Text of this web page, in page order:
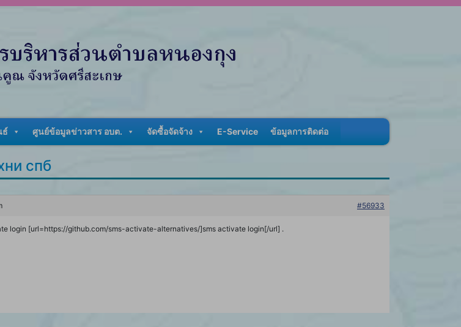
ธ์ ศูนย์ข้อมูลข่าวสาร อบต. จัดซื้อจัดจ้าง E-Service ข้อมูลการติดต่อ
спб
#56933
login [url=https://github.com/sms-activate-alternatives/]sms activate login[/url] .